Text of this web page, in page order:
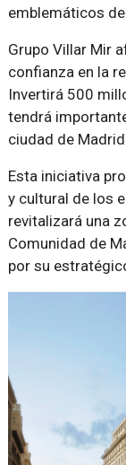
emblemáticos
Grupo Villar Mir
confianza en la
Invertirá 500
tendrá
ciudad de Madrid.
Esta iniciativa
y cultural de los
revitalizará una
Comunidad de
por su